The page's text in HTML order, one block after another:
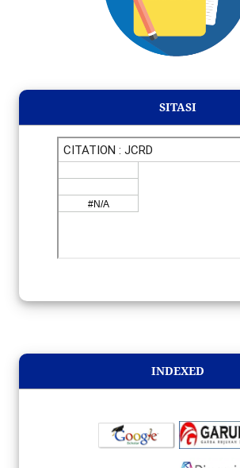
SITASI
INDEXED